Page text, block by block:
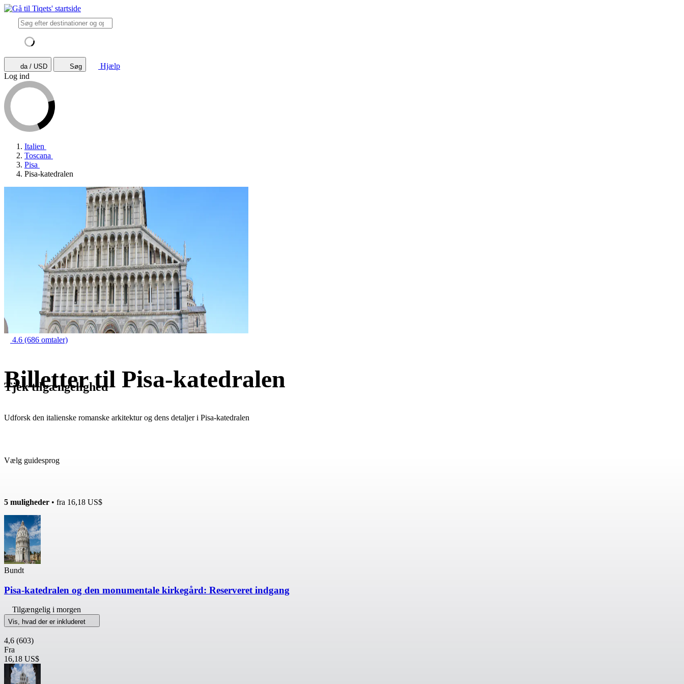
da / USD Søg
Hjælp
Log ind
Italien
Toscana
Pisa
Pisa-katedralen
4.6 (686 omtaler)
Billetter til Pisa-katedralen
Udforsk den italienske romanske arkitektur og dens detaljer i Pisa-katedralen
Tjek tilgængelighed
Vælg guidesprog
5 muligheder • fra 16,18 US$
Bundt
Pisa-katedralen og den monumentale kirkegård: Reserveret indgang
Tilgængelig i morgen
Vis, hvad der er inkluderet
4,6 (603)
Fra
16,18 US$